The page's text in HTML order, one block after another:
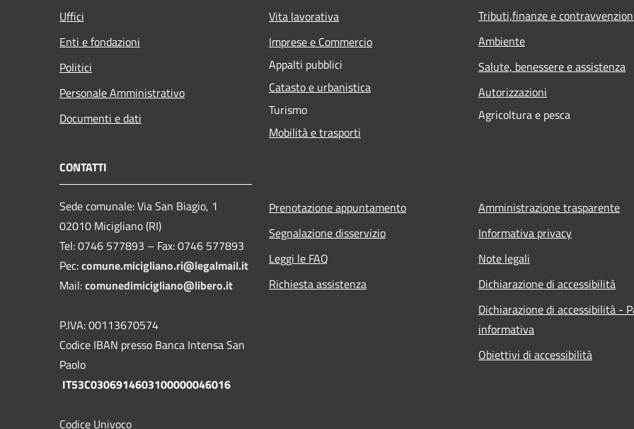
Uffici
Enti e fondazioni
Politici
Personale Amministrativo
Documenti e dati
Vita lavorativa
Imprese e Commercio
Appalti pubblici
Catasto e urbanistica
Turismo
Mobilità e trasporti
Tributi,finanze e
Ambiente
Salute, benessere e assistenza
Autorizzazioni
Agricoltura e pesca
CONTATTI
Sede comunale: Via San Biagio, 1
02010 Micigliano (RI)
Tel: 0746 577893 – Fax: 0746 577893
Pec:comune.micigliano.ri@legalmail.it
Mail:comunedimicigliano@libero.it
P.IVA: 00113670574
Codice IBAN presso Banca Intensa San
Paolo
IT53C0306914603100000046016
Codice Univoco
Prenotazione appuntamento
Segnalazione disservizio
Leggi le FAQ
Richiesta assistenza
Amministrazione trasparente
Informativa privacy
Note legali
Dichiarazione di accessibilità
Dichiarazione di accessibilità -
informativa
Obiettivi di accessibilità